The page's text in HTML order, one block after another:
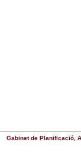
Gabinet de Planificació,